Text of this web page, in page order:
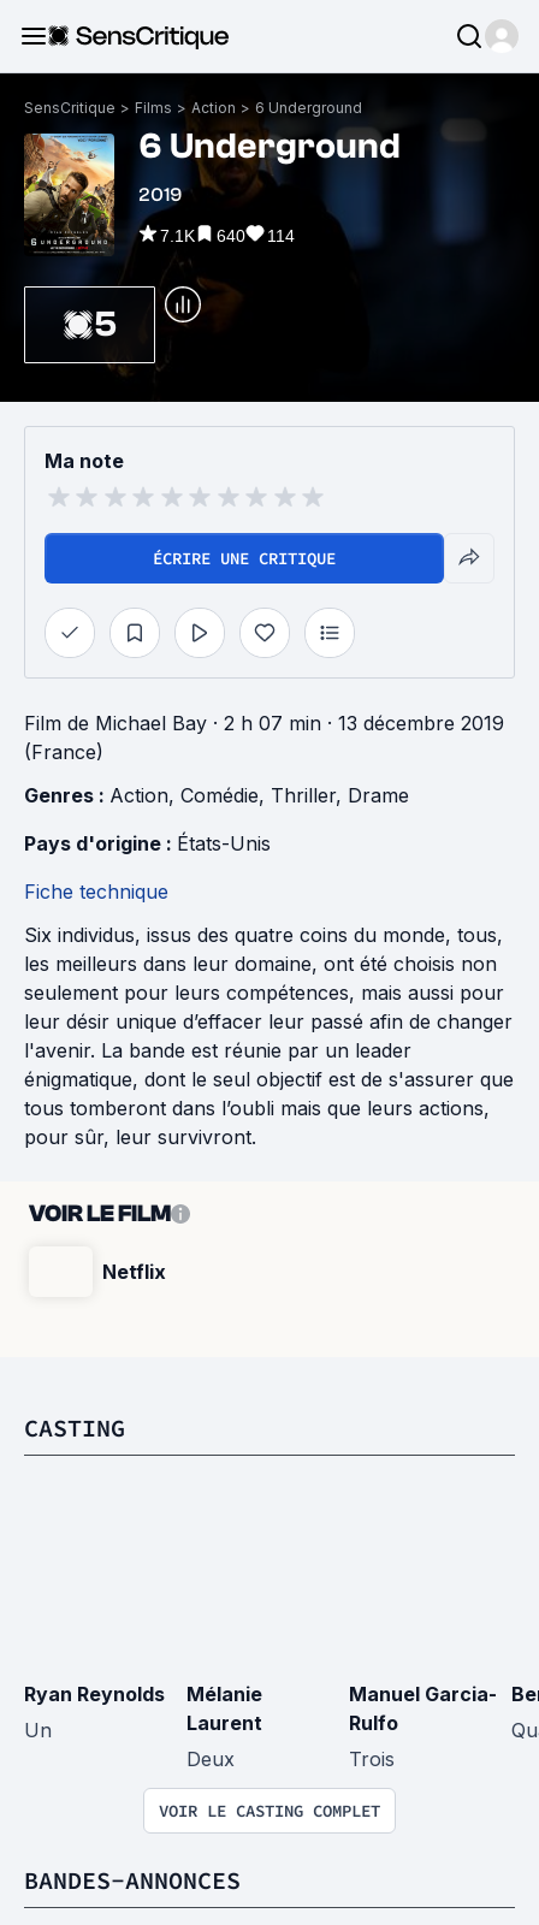
SensCritique > Films > Action > 6 Underground
6 Underground
2019
7.1K 640 114
5
Ma note
ÉCRIRE UNE CRITIQUE
Film de Michael Bay · 2 h 07 min · 13 décembre 2019
(France)
Genres : Action, Comédie, Thriller, Drame
Pays d'origine : États-Unis
Fiche technique
Six individus, issus des quatre coins du monde, tous,
les meilleurs dans leur domaine, ont été choisis non
seulement pour leurs compétences, mais aussi pour
leur désir unique d’effacer leur passé afin de changer
l'avenir. La bande est réunie par un leader
énigmatique, dont le seul objectif est de s'assurer que
tous tomberont dans l’oubli mais que leurs actions,
pour sûr, leur survivront.
VOIR LE FILM
Netflix
CASTING
Ryan Reynolds
Un
Mélanie
Laurent
Deux
Manuel Garcia-
Rulfo
Trois
VOIR LE CASTING COMPLET
BANDES-ANNONCES